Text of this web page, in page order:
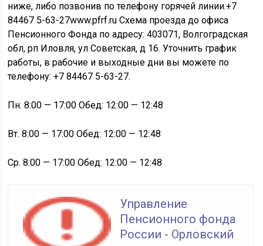
ниже, либо позвонив по телефону горячей линии.+7
84467 5-63-27www.pfrf.ru Схема проезда до офиса
Пенсионного Фонда по адресу: 403071, Волгоградская
обл, рп Иловля, ул Советская, д 16. Уточнить график
работы, в рабочие и выходные дни вы можете по
телефону: +7 84467 5-63-27.
Пн. 8:00 — 17:00 Обед: 12:00 — 12:48
Вт. 8:00 — 17:00 Обед: 12:00 — 12:48
Ср. 8:00 — 17:00 Обед: 12:00 — 12:48
Управление
Пенсионного фонда
России - Орловский